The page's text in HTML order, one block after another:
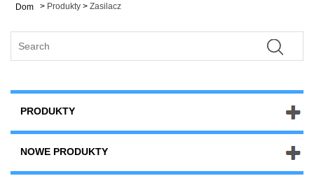
Dom > Produkty > Zasilacz
PRODUKTY
NOWE PRODUKTY